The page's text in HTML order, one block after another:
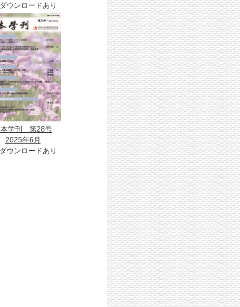
ダウンロードあり
本学刊 第28号
2025年6月
ダウンロードあり